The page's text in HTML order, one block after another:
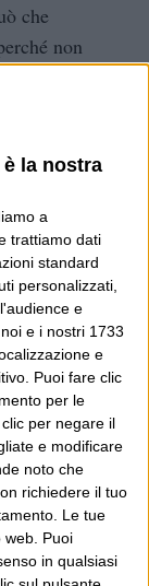
la nostra
a
trattiamo dati
standard
personalizzati,
e
e i nostri 1733
e
Puoi fare clic
per le
per negare il
e modificare
noto che
richiedere il tuo
Le tue
web. Puoi
in qualsiasi
che
non
basso di
al momento.
oggi,
di
quante ce ne
Per dire: le
individuato
un contagio
e soprattutto
morirebbero
quarantena”
il rischio
diffusione
quando si
o una città o